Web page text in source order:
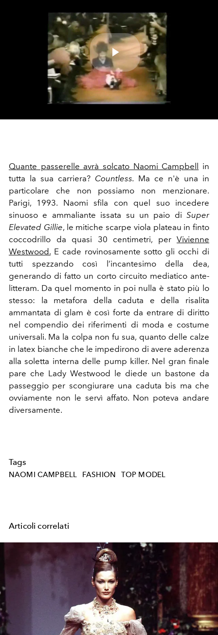
Play
Quante passerelle avrà solcato Naomi Campbell
in
tutta la sua carriera? Countless. Ma ce n'è una in
particolare che non possiamo non menzionare.
Parigi, 1993. Naomi sfila con quel suo incedere
sinuoso e ammaliante issata su un paio di Super
Elevated Gillie, le mitiche scarpe viola plateau in finto
coccodrillo da quasi 30 centimetri, per Vivienne
Westwood. E cade rovinosamente sotto gli occhi di
tutti spezzando così l’incantesimo della dea,
generando di fatto un corto circuito mediatico ante-
litteram. Da quel momento in poi nulla è stato più lo
stesso: la metafora della caduta e della risalita
ammantata di glam è così forte da entrare di diritto
nel compendio dei riferimenti di moda e costume
universali. Ma la colpa non fu sua, quanto delle calze
in latex bianche che le impedirono di avere aderenza
alla soletta interna delle pump killer. Nel gran finale
pare che Lady Westwood le diede un bastone da
passeggio per scongiurare una caduta bis ma che
ovviamente non le servì affato. Non poteva andare
diversamente.
Tags
NAOMI CAMPBELL FASHION TOP MODEL
Articoli correlati